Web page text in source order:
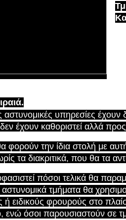
αστυνομικές υπηρεσίες
δεν έχουν καθοριστεί αλλά
φορούν την ίδια στολή με
τα διακριτικά, που θα τα
πόσοι τελικά θα
τμήματα θα
ή ειδικούς φρουρούς στο
ενώ όσοι παρουσιαστούν σε